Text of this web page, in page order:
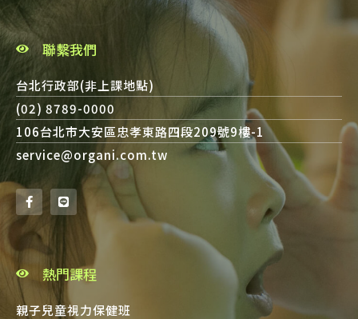
聯繫我們
台北行政部(非上課地點)
(02) 8789-0000
106台北市大安區忠孝東路四段209號9樓-1
service@organi.com.tw
熱門課程
親子兒童視力保健班